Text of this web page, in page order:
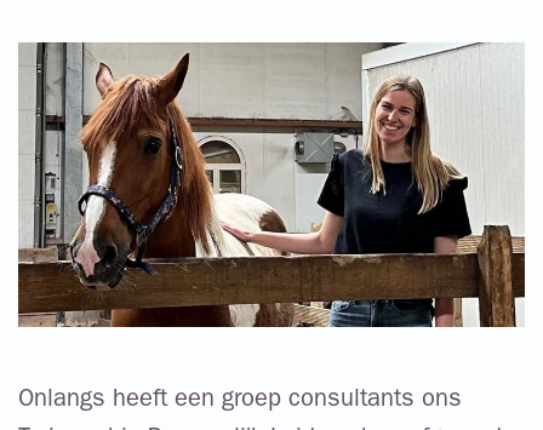
Onlangs heeft een groep consultants ons